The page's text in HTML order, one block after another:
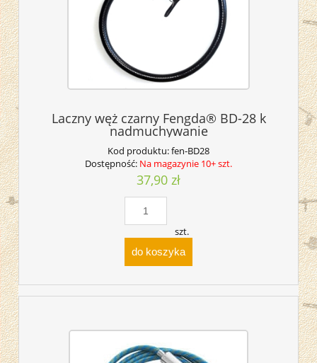
Laczny węż czarny Fengda® BD-28 k
nadmuchywanie
Kod produktu:fen-BD28
Dostępność: Na magazynie 10+ szt.
37,90 zł
szt.
do koszyka